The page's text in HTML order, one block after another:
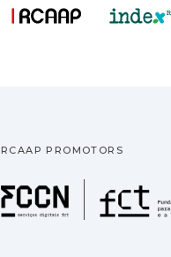
RCAAP PROMOTORS